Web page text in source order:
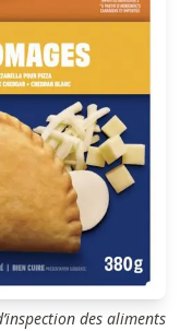
des aliments